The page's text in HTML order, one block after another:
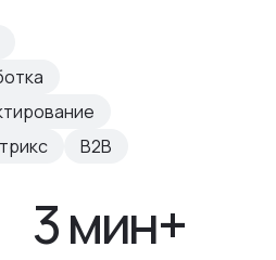
B2B
3 мин+